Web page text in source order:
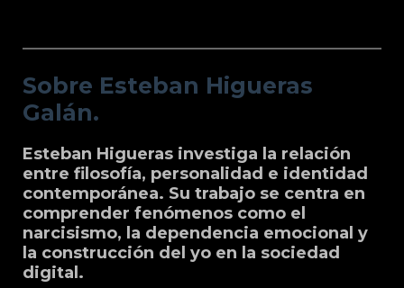
Sobre Esteban Higueras
Galán.
Esteban Higueras investiga la relación
entre filosofía, personalidad e identidad
contemporánea. Su trabajo se centra en
comprender fenómenos como el
narcisismo, la dependencia emocional y
la construcción del yo en la sociedad
digital.